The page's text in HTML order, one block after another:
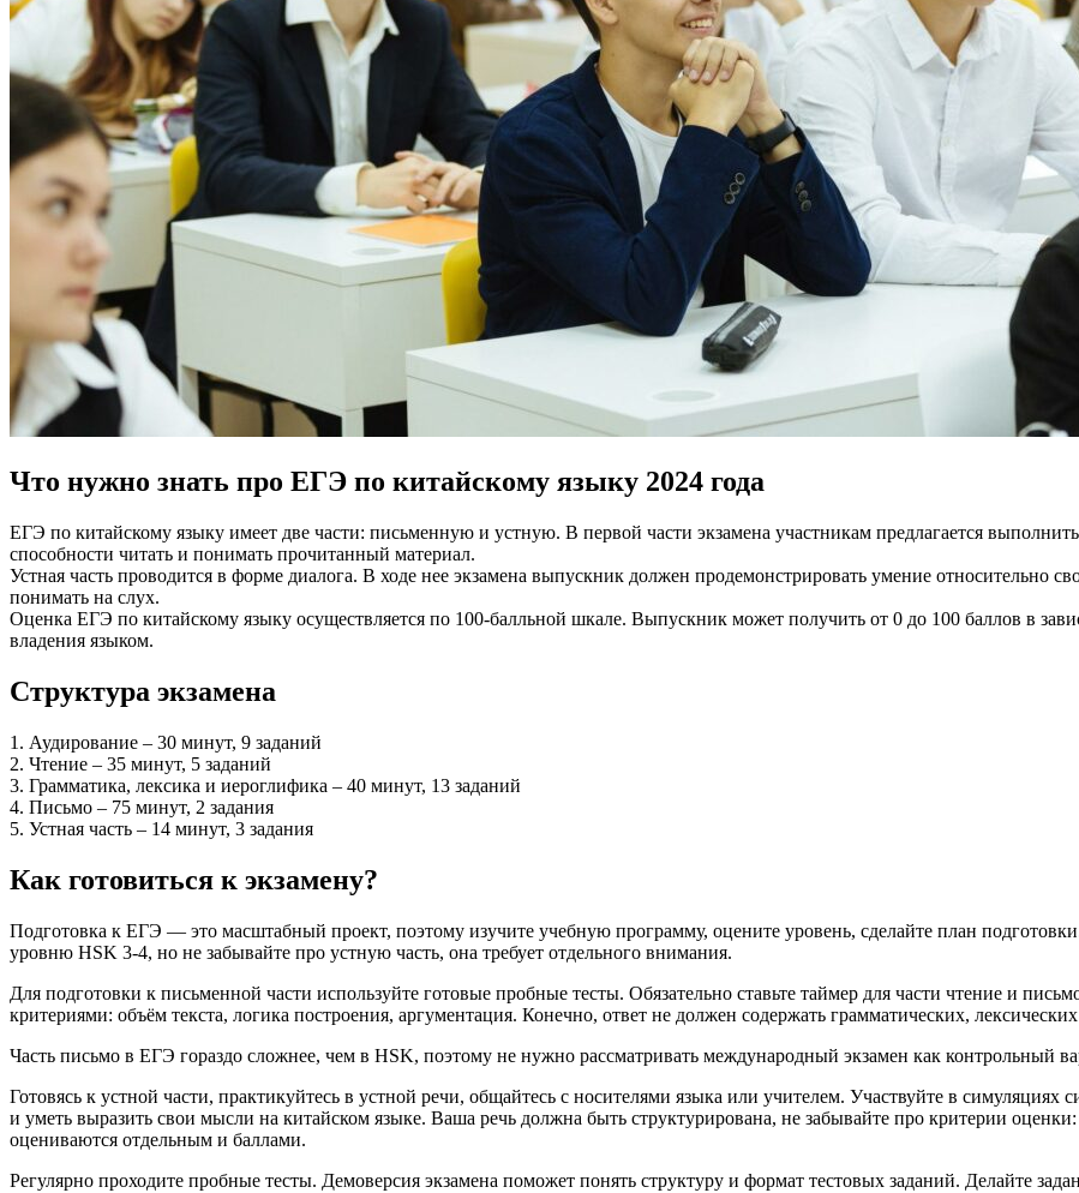
Что нужно знать про ЕГЭ по китайскому языку 2024 года
ЕГЭ по китайскому языку имеет две части: письменную и устную. В первой части экзамена участникам предлагается
способности читать и понимать прочитанный материал.
Устная часть проводится в форме диалога. В ходе нее экзамена выпускник должен продемонстрировать умение относительно
понимать на слух.
Оценка ЕГЭ по китайскому языку осуществляется по 100-балльной шкале. Выпускник может получить от 0 до 100 баллов в
владения языком.
Структура экзамена
1. Аудирование – 30 минут, 9 заданий
2. Чтение – 35 минут, 5 заданий
3. Грамматика, лексика и иероглифика – 40 минут, 13 заданий
4. Письмо – 75 минут, 2 задания
5. Устная часть – 14 минут, 3 задания
Как готовиться к экзамену?
Подготовка к ЕГЭ — это масштабный проект, поэтому изучите учебную программу, оцените уровень, сделайте план
уровню HSK 3-4, но не забывайте про устную часть, она требует отдельного внимания.
Для подготовки к письменной части используйте готовые пробные тесты. Обязательно ставьте таймер для части чтение и
критериями: объём текста, логика построения, аргументация. Конечно, ответ не должен содержать грамматических,
Часть письмо в ЕГЭ гораздо сложнее, чем в HSK, поэтому не нужно рассматривать международный экзамен как контрольный
Готовясь к устной части, практикуйтесь в устной речи, общайтесь с носителями языка или учителем. Участвуйте в
и уметь выразить свои мысли на китайском языке. Ваша речь должна быть структурирована, не забывайте про критерии
оцениваются отдельным и баллами.
Регулярно проходите пробные тесты. Демоверсия экзамена поможет понять структуру и формат тестовых заданий. Делайте